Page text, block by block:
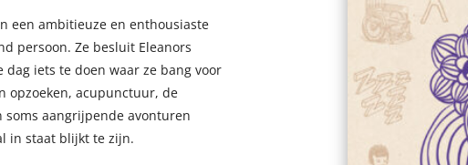
een ambitieuze en enthousiaste
persoon. Ze besluit Eleanors
iets te doen waar ze bang voor
opzoeken, acupunctuur, de
aangrijpende avonturen
in staat blijkt te zijn.